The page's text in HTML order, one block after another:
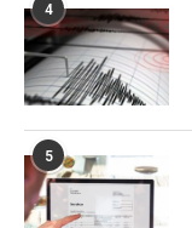
4
5